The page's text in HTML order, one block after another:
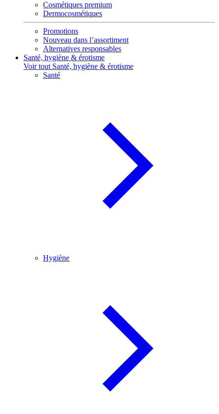
Cosmétiques premium
Dermocosmétiques
Promotions
Nouveau dans l’assortiment
Alternatives responsables
Santé, hygiène & érotisme
Voir tout Santé, hygiène & érotisme
Santé
Hygiène